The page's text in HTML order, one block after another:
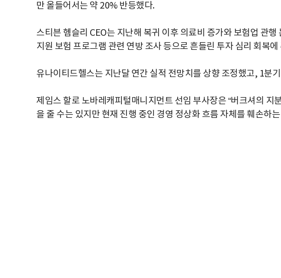
만 올들어서는 약 20% 반등했다.
스티븐 헴슬리 CEO는 지난해 복귀 이후 의료비 증가와 보험업 관
지원 보험 프로그램 관련 연방 조사 등으로 흔들린 투자 심리 회복에
유나이티드헬스는 지난달 연간 실적 전망치를 상향 조정했고, 1분
제임스 할로 노바레캐피털매니지먼트 선임 부사장은 “버크셔의 지
을 줄 수는 있지만 현재 진행 중인 경영 정상화 흐름 자체를 훼손하